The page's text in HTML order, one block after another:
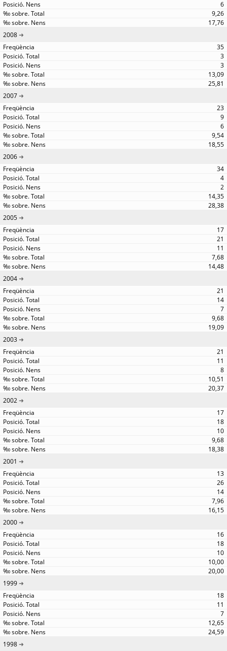
6
9,26
17,76
2008
35
3
3
13,09
25,81
2007
23
9
6
9,54
18,55
2006
34
4
2
14,35
28,38
2005
17
21
11
7,68
14,48
2004
21
14
7
9,68
19,09
2003
21
11
8
10,51
20,37
2002
17
18
10
9,68
18,38
2001
13
26
14
7,96
16,15
2000
16
18
10
10,00
20,00
1999
18
11
7
12,65
24,59
1998